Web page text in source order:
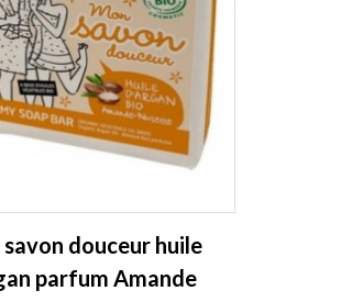
douceur huile
parfum Amande